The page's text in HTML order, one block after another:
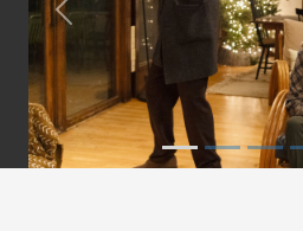
Previous